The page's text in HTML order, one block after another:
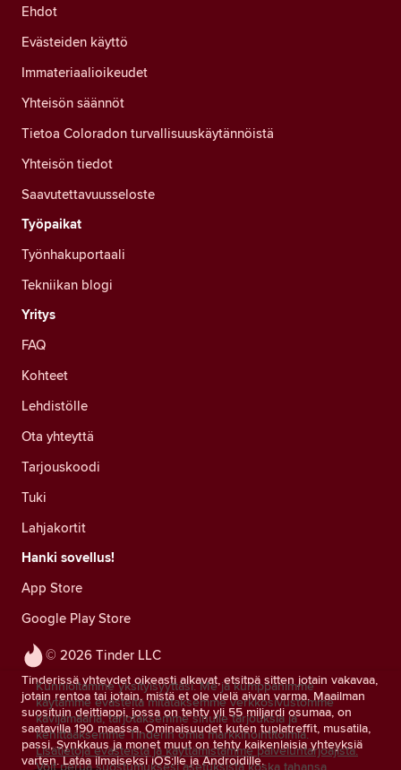
© 2026 Tinder LLC
Tinderissä yhteydet oikeasti alkavat, etsitpä sitten jotain vakavaa,
jotain rentoa tai jotain, mistä et ole vielä aivan varma. Maailman
suosituin deittiappi, jossa on tehty yli 55 miljardi osumaa, on
saatavilla 190 maassa. Ominaisuudet kuten tuplatreffit, musatila,
passi, Synkkaus ja monet muut on tehty kaikenlaisia yhteyksiä
varten. Lataa ilmaiseksi iOS:lle ja Androidille.
Ehdot
Evästeiden käyttö
Immateriaalioikeudet
Yhteisön säännöt
Tietoa Coloradon turvallisuuskäytännöistä
Yhteisön tiedot
Saavutettavuusseloste
Työpaikat
Työnhakuportaali
Tekniikan blogi
Yritys
FAQ
Kohteet
Lehdistölle
Ota yhteyttä
Tarjouskoodi
Tuki
Lahjakortit
Hanki sovellus!
App Store
Google Play Store
Kunnioitamme yksityisyyttäsi. Me ja kumppanimme
käytämme evästeitä mitataksemme verkkosivustomme
kävijämääriä, tarjotaksemme sinulle tarjouksia ja
kehittääksemme Tinderin omia markkinointitoimia.
Lisätietoja evästeistä ja käyttämistämme palveluntarjoajista.
Voit perua suostumuksesi asetuksista koska tahansa.